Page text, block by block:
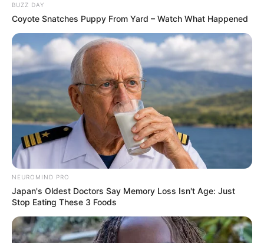
BUZZ DAY
Coyote Snatches Puppy From Yard – Watch What Happened
NEUROMIND PRO
Japan's Oldest Doctors Say Memory Loss Isn't Age: Just
Stop Eating These 3 Foods